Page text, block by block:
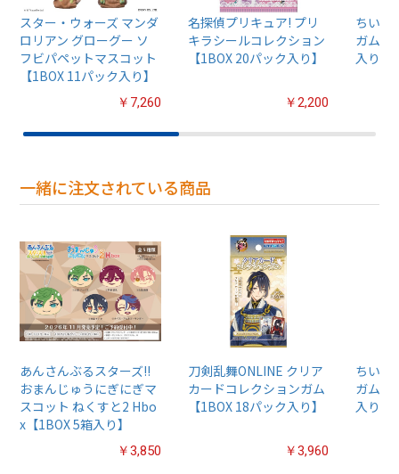
スター・ウォーズ マンダ
ロリアン グローグー ソ
フビパペットマスコット
【1BOX 11パック入り】
￥7,260
名探偵プリキュア! プリ
キラシールコレクション
【1BOX 20パック入り】
￥2,200
ちいか
ガム4
入り】
一緒に注文されている商品
あんさんぶるスターズ!!
おまんじゅうにぎにぎマ
スコット ねくすと2 Hbo
x【1BOX 5箱入り】
￥3,850
刀剣乱舞ONLINE クリア
カードコレクションガム
【1BOX 18パック入り】
￥3,960
ちいか
ガム4
入り】